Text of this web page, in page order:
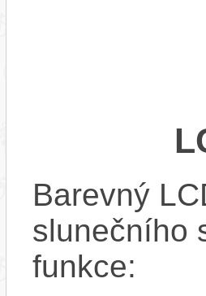
Barevný
slunečního
funkce: